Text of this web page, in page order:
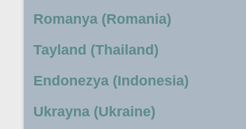
Romanya (Romania)
Tayland (Thailand)
Endonezya (Indonesia)
Ukrayna (Ukraine)